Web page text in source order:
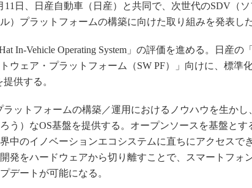
AUTOMOTIVE WORLD
無償設計ツール
3Dプリンタ
デジタルツインとCAE
S＆OP
製造業ビッグデータ
メイドインジャパン
植物工場
日、日産自動車（日産）と共同で、次世代のSDV（ソ
）プラットフォームの構築に向けた取り組みを発表した
In-Vehicle Operating System」の評価を進める。日産の
ウェア・プラットフォーム（SW PF）」向けに、標準
供する。
ットフォームの構築／運用におけるノウハウを生かし
う）なOS基盤を提供する。オープンソースを基盤とす
中のイノベーションエコシステムに直ちにアクセスでき
発をハードウェアから切り離すことで、スマートフォ
デートが可能になる。